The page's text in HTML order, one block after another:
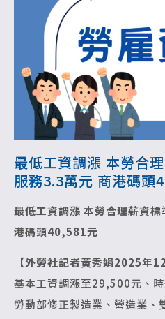
最低工資調漲 本勞合
服務3.3萬元 商港碼頭
最低工資調漲 本勞合理薪資標
港碼頭40,581元
【外勞社記者黃秀娟2025年
基本工資調漲至29,500元、
勞動部修正製造業、營造業、